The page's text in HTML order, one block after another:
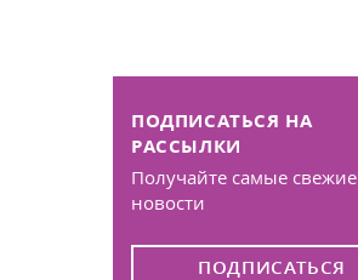
ПОДПИСАТЬСЯ НА
РАССЫЛКИ
Получайте самые свежие
новости
ПОДПИСАТЬСЯ